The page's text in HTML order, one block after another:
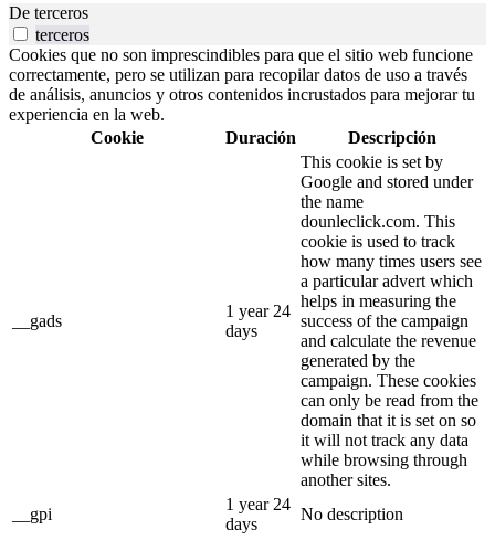
De terceros
terceros
Cookies que no son imprescindibles para que el sitio web funcione
correctamente, pero se utilizan para recopilar datos de uso a través
de análisis, anuncios y otros contenidos incrustados para mejorar tu
experiencia en la web.
Cookie
Duración Descripción
__gads
1 year 24
days
This cookie is set by
Google and stored under
the name
dounleclick.com. This
cookie is used to track
how many times users see
a particular advert which
helps in measuring the
success of the campaign
and calculate the revenue
generated by the
campaign. These cookies
can only be read from the
domain that it is set on so
it will not track any data
while browsing through
another sites.
__gpi
1 year 24
days
No description